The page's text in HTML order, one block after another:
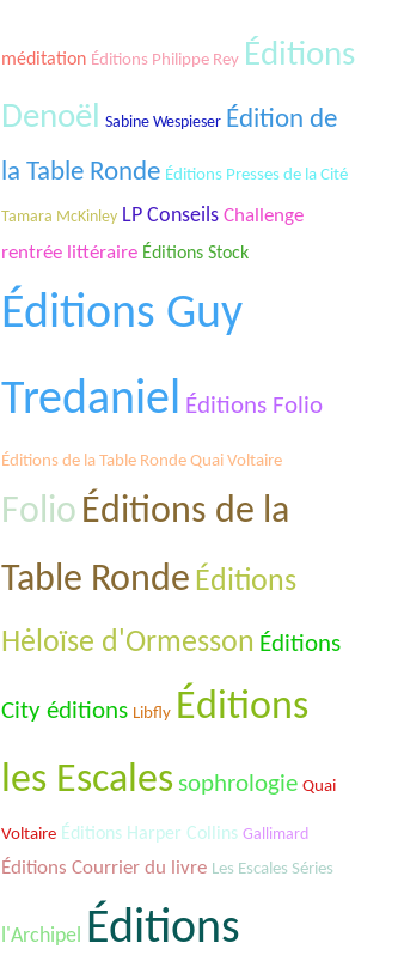
méditation Éditions Philippe Rey Éditions
Denoël
Sabine Wespieser Édition de
la Table Ronde Éditions Presses de la Cité
Tamara McKinley LP Conseils Challenge
rentrée littéraire Éditions Stock
Éditions Guy
Tredaniel Éditions Folio
Éditions de la Table Ronde Quai Voltaire
Folio Éditions de la
Table Ronde Éditions
Hėloïse d'Ormesson Éditions
City éditions Libfly Éditions
les Escales sophrologie Quai
Voltaire Éditions Harper Collins Gallimard
Éditions Courrier du livre Les Escales Séries
l'Archipel Éditions